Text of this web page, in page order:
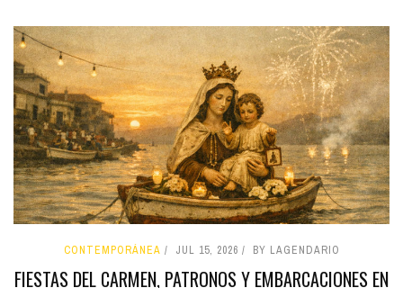
CONTEMPORÁNEA JUL 15, 2026 BY LAGENDARIO
FIESTAS DEL CARMEN, PATRONOS Y EMBARCACIONES EN